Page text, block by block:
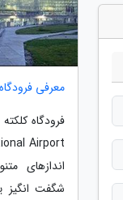
معرفی
اندازهای
شگفت انگیز